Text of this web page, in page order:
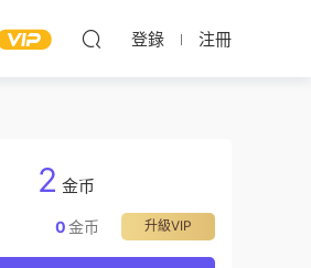
登錄 注冊
2 金币
升級VIP
0金币